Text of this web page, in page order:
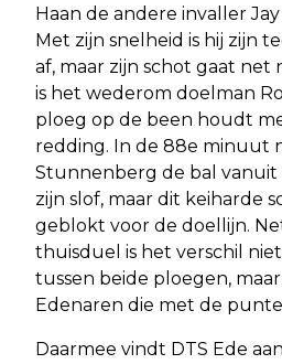
Haan de andere invaller
Met zijn snelheid is hij zijn
af, maar zijn schot gaat net
is het wederom doelman
ploeg op de been houdt
redding. In de 88e minuut
Stunnenberg de bal
zijn slof, maar dit keiharde
geblokt voor de doellijn.
thuisduel is het verschil
tussen beide ploegen,
Edenaren die met de
Daarmee vindt DTS Ede